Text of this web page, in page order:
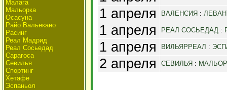
Малага
Мальорка
Осасуна
Райо Вальекано
Расинг
Реал Мадрид
Реал Сосьедад
Сарагоса
Севилья
Спортинг
Хетафе
Эспаньол
1 апреля ВАЛЕНСИЯ :
1 апреля РЕАЛ СОСЬЕДАД :
1 апреля ВИЛЬЯРРЕАЛ :
2 апреля СЕВИЛЬЯ :